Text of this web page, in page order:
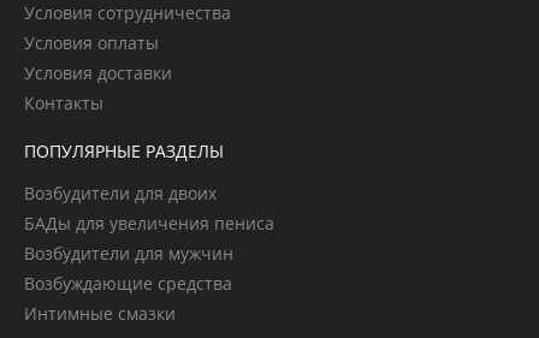
Условия сотрудничества
Условия оплаты
Условия доставки
Контакты
ПОПУЛЯРНЫЕ РАЗДЕЛЫ
Возбудители для двоих
БАДы для увеличения пениса
Возбудители для мужчин
Возбуждающие средства
Интимные смазки